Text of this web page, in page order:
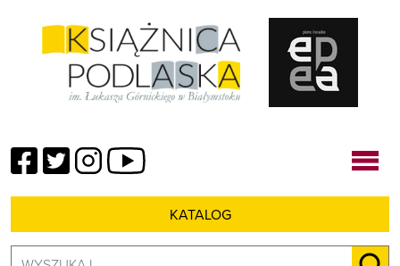
KATALOG
Facebook
TwitterInstagram
YouTube